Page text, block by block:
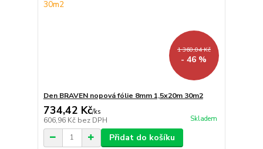
1 360,04 Kč
- 46 %
Den BRAVEN nopová fólie 8mm 1,5x20m 30m2
734,42 Kč/ks
606,96 Kč bez DPH Skladem
Přidat do košíku